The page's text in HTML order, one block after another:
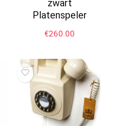
zwart
Platenspeler
€260.00